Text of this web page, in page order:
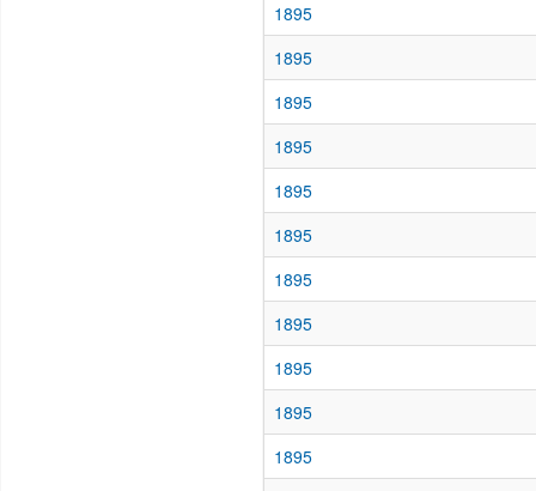
1895
1895
1895
1895
1895
1895
1895
1895
1895
1895
1895